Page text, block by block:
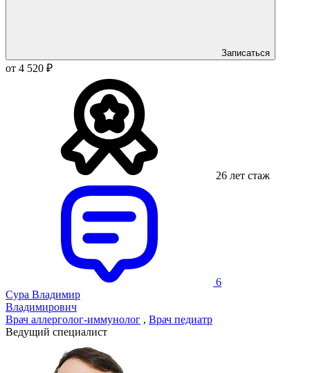
Записаться
от 4 520 ₽
26 лет стаж
6
Сура Владимир
Владимирович
Врач аллерголог-иммунолог , Врач педиатр
Ведущий специалист